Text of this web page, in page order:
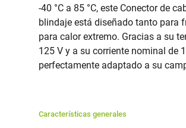
-40 °C a 85 °C, este Conector de
blindaje está diseñado tanto para
para calor extremo. Gracias a su
125 V y a su corriente nominal de
perfectamente adaptado a su
Características generales